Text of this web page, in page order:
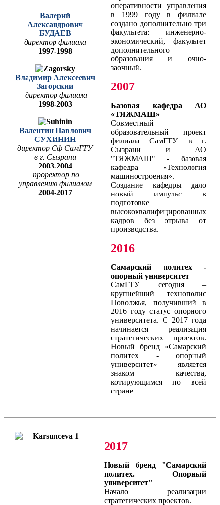
Валерий
Александрович
БУДАЕВ
директор филиала
1997-1998
Владимир Алексеевич
Загорский
директор филиала
1998-2003
Валентин Павлович
СУХИНИН
директор Сф СамГТУ
в г. Сызрани
2003-2004
проректор по
управлению филиалом
2004-2017
оперативности управления
в 1999 году в филиале
создано дополнительно три
факультета: инженерно-
экономический, факультет
дополнительного
образования и очно-
заочный.
2007
Базовая кафедра АО
«ТЯЖМАШ»
Совместный
образовательный проект
филиала СамГТУ в г.
Сызрани и АО
"ТЯЖМАШ" - базовая
кафедра «Технология
машиностроения».
Создание кафедры дало
новый импульс в
подготовке
высококвалифицированных
кадров без отрыва от
производства.
2016
Самарский политех -
опорный университет
СамГТУ сегодня –
крупнейший технополис
Поволжья, получивший в
2016 году статус опорного
университета. С 2017 года
начинается реализация
стратегических проектов.
Новый бренд «Самарский
политех - опорный
университет» является
знаком качества,
котирующимся по всей
стране.
2017
Новый бренд "Самарский
политех. Опорный
университет"
Начало реализации
стратегических проектов.